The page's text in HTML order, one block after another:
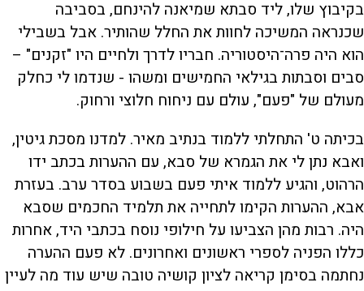
בקיבוץ שלו, ליד סבתא שמיאנה להינחם, בסביבה
שכנראה המשיכה לחוות את החלל שהותיר. אבל בשבילי
הוא היה פרה־היסטוריה. חבריו לדרך ולחיים היו "זקנים" –
סבים וסבתות בגילאי החמישים ומשהו - שנדמו לי כחלק
מעולם של "פעם", עולם עם ניחוח חלוצי ורחוק.
בכיתה ט' התחלתי ללמוד בנתיב מאיר. למדנו מסכת גיטין,
ואבא נתן לי את הגמרא של סבא, עם ההערות בכתב ידו
הרהוט, והגיע ללמוד איתי פעם בשבוע בסדר ערב. בעזרת
אבא, ההערות הקימו לתחייה את תלמיד החכמים שסבא
היה. רבות מהן הצביעו על חילופי נוסח בכתבי היד, אחרות
כללו הפניה לספרי ראשונים ואחרונים. לא פעם ההערה
נחתמה בסימן קריאה לציון קושיה טובה שיש עוד מה לעיין